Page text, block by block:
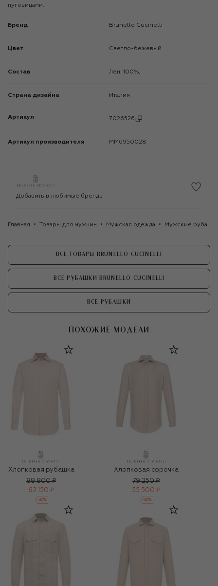
пуговицами.
Бренд Brunello Cucinelli
Цвет Светло-бежевый
Состав Лен: 100%;
Страна дизайна Италия
Артикул 7026526
Артикул производителя MM6950028
Добавить в любимые бренды
Главная Товары для мужчин Мужская одежда Мужские
ВСЕ ТОВАРЫ BRUNELLO CUCINELLI
ВСЕ РУБАШКИ BRUNELLO CUCINELLI
ВСЕ РУБАШКИ
ПОХОЖИЕ МОДЕЛИ
Хлопковая рубашка
88 800 ₽
62 150 ₽
-30%
Хлопковая сорочка
79 250 ₽
55 500 ₽
-30%